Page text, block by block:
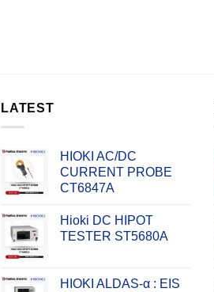
LATEST
HIOKI AC/DC
CURRENT PROBE
CT6847A
Hioki DC HIPOT
TESTER ST5680A
HIOKI ALDAS-α : EIS